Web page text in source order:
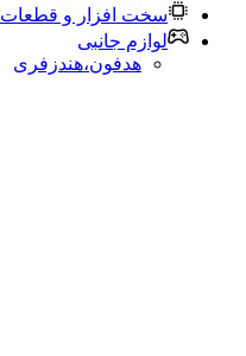
سخت افزار و قطعات
لوازم جانبی
هدفون،هندزفری